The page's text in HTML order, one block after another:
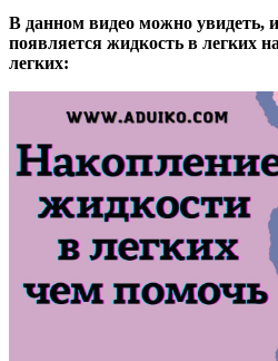
В данном видео можно увидеть,
появляется жидкость в легких
легких: